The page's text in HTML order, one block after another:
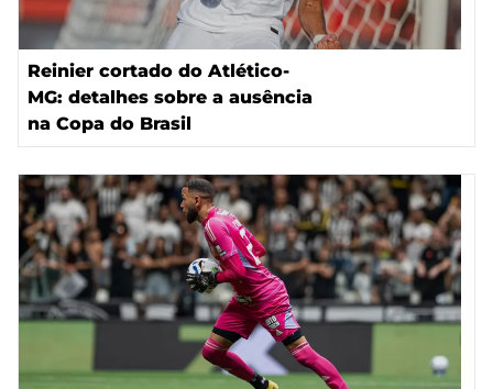
Reinier cortado do Atlético-
MG: detalhes sobre a ausência
na Copa do Brasil